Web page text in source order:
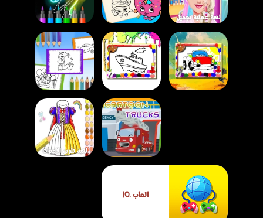
لعبة تعلّم الرسم
والتلوين المتوهج
للأطفال
لعبة تلوين شوبكنز
للأطفال
لعبة عملية تجميل
الأميرة إلسا –
مسابقة الجمال
الملكية
لعبة كتاب تلوين
الكرتون للأطفال
لعبة وقت تلوين
كرتون BTS للأطفال
لعبة تلوين الأميرات
لعبة أحجية شاحنات
ممتعة لجميع الأعمار
العاب .IO